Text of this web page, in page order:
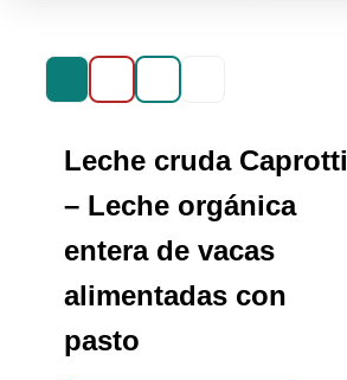
Leche cruda Caprotti
– Leche orgánica
entera de vacas
alimentadas con
pasto